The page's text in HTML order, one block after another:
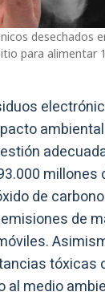
desechados
para alimentar
millones
de
de
tóxicas
al medio